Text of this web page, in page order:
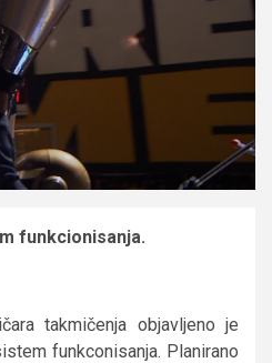
funkcionisanja.
takmičenja objavljeno je
funkconisanja. Planirano